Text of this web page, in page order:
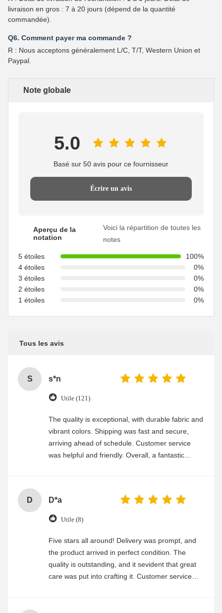
livraison en gros : 7 à 20 jours (dépend de la quantité
commandée).
Q6. Comment payer ma commande ?
R : Nous acceptons généralement L/C, T/T, Western Union et
Paypal.
Note globale
5.0
Basé sur 50 avis pour ce fournisseur
Écrire un avis
Aperçu de la
notation
Voici la répartition de toutes les
notes
5 étoiles
100%
4 étoiles
0%
3 étoiles
0%
2 étoiles
0%
1 étoiles
0%
Tous les avis
S s*n
Utile (121)
The quality is exceptional, with durable fabric and
vibrant colors. Shipping was fast and secure,
arriving ahead of schedule. Customer service
was helpful and friendly. Overall, a fantastic
D D*a
Utile (8)
Five stars all around! Delivery was prompt, and
the product arrived in perfect condition. The
quality is outstanding, and it sevident that great
care was put into crafting it. Customer service